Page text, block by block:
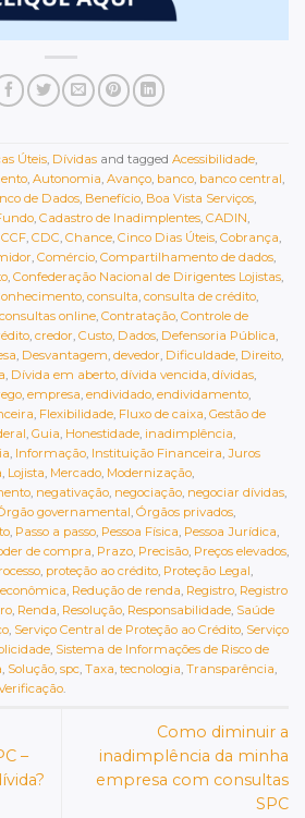
Úteis, Dívidas and tagged Acessibilidade,
, Autonomia, Avanço, banco, banco central,
de Dados, Benefício, Boa Vista Serviços,
, Cadastro de Inadimplentes, CADIN,
CCF, CDC, Chance, Cinco Dias Úteis, Cobrança,
, Comércio, Compartilhamento de dados,
, Confederação Nacional de Dirigentes Lojistas,
, consulta, consulta de crédito,
consultas online, Contratação, Controle de
, credor, Custo, Dados, Defensoria Pública,
, Desvantagem, devedor, Dificuldade, Direito,
, Dívida em aberto, dívida vencida, dívidas,
, empresa, endividado, endividamento,
, Flexibilidade, Fluxo de caixa, Gestão de
, Guia, Honestidade, inadimplência,
, Informação, Instituição Financeira, Juros
, Lojista, Mercado, Modernização,
, negativação, negociação, negociar dívidas,
governamental, Órgãos privados,
, Passo a passo, Pessoa Física, Pessoa Jurídica,
de compra, Prazo, Precisão, Preços elevados,
, proteção ao crédito, Proteção Legal,
econômica, Redução de renda, Registro, Registro
, Renda, Resolução, Responsabilidade, Saúde
, Serviço Central de Proteção ao Crédito, Serviço
, Sistema de Informações de Risco de
, Solução, spc, Taxa, tecnologia, Transparência,
.
–
Como diminuir a
inadimplência da minha
empresa com consultas
SPC